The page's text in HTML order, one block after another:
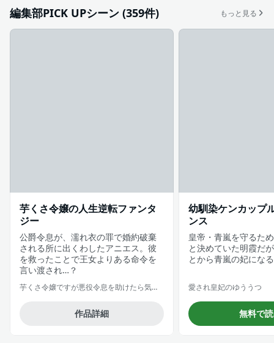
編集部PICK UPシーン (359件) もっと見る
芋くさ令嬢の人生逆転ファンタ
ジー
公爵令息が、濡れ衣の罪で婚約破棄
される所に出くわしたアニエス。彼
を救ったことで王女よりある命令を
言い渡され…？
芋くさ令嬢ですが悪役令息を助けたら気に入られました
作品詳細
幼馴染ケンカップ
ンス
皇帝・青嵐を守るた
と決めていた明霞だ
とから青嵐の妃にな
愛され皇妃のゆううつ
無料で